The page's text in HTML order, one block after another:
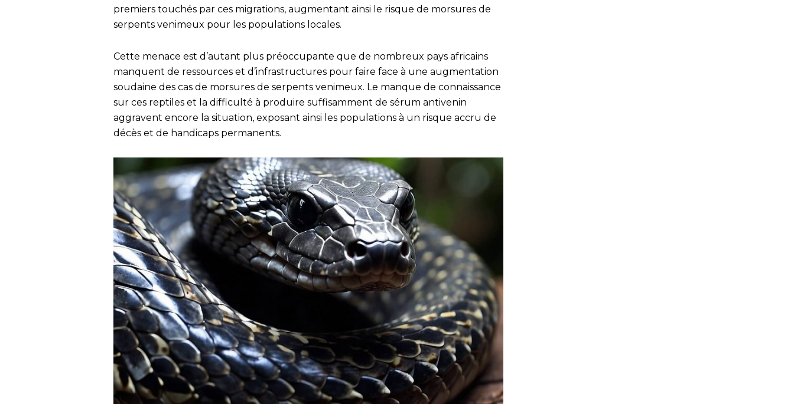
premiers touchés par ces migrations, augmentant ainsi le risque de morsures de
serpents venimeux pour les populations locales.
Cette menace est d’autant plus préoccupante que de nombreux pays africains
manquent de ressources et d’infrastructures pour faire face à une augmentation
soudaine des cas de morsures de serpents venimeux. Le manque de connaissance
sur ces reptiles et la difficulté à produire suffisamment de sérum antivenin
aggravent encore la situation, exposant ainsi les populations à un risque accru de
décès et de handicaps permanents.